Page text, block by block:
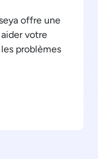
offre une
votre
problèmes